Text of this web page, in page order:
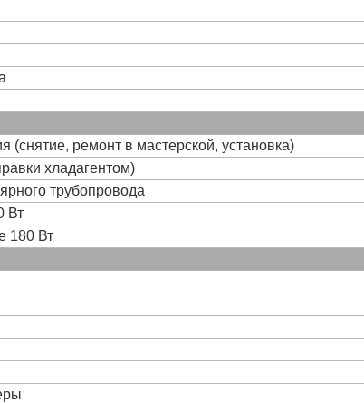
(снятие, ремонт в мастерской, установка)
хладагентом)
трубопровода
Вт
180 Вт